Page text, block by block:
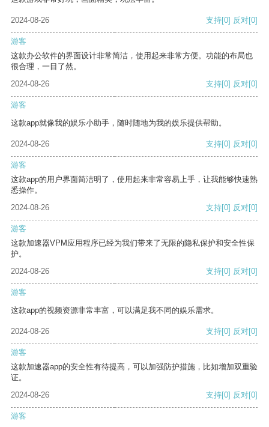
2024-08-26 支持[0] 反对[0]
游客
这款办公软件的界面设计非常简洁，使用起来非常方便。功能的布局也
很合理，一目了然。
2024-08-26
支持[0] 反对[0]
游客
这款app就像我的娱乐小助手，随时随地为我的娱乐提供帮助。
2024-08-26 支持[0] 反对[0]
游客
这款app的用户界面简洁明了，使用起来非常容易上手，让我能够快速熟
悉操作。
2024-08-26
支持[0] 反对[0]
游客
这款加速器VPM应用程序已经为我们带来了无限的隐私保护和安全性保
护。
2024-08-26
支持[0] 反对[0]
游客
这款app的视频资源非常丰富，可以满足我不同的娱乐需求。
2024-08-26 支持[0] 反对[0]
游客
这款加速器app的安全性有待提高，可以加强防护措施，比如增加双重验
证。
2024-08-26
支持[0] 反对[0]
游客